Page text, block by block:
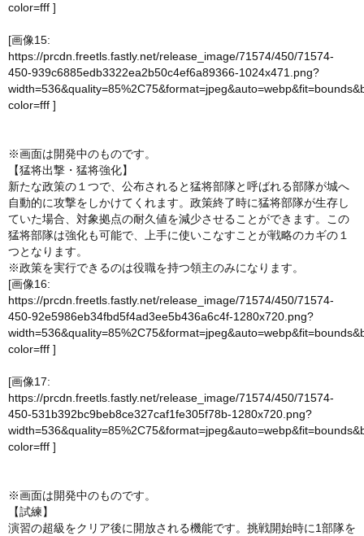
color=fff ]
[画像15:
https://prcdn.freetls.fastly.net/release_image/71574/450/71574-
450-939c6885edb3322ea2b50c4ef6a89366-1024x471.png?
color=fff ]
※画面は開発中のものです。
【猛将出撃・猛将強化】
新たな政策の１つで、公布されると猛将部隊と呼ばれる部隊が城へ
自動的に攻撃をしかけてくれます。政策終了時に猛将部隊が生存し
ていた場合、対象拠点の耐久値を減少させることができます。この
猛将部隊は強化も可能で、上手に使いこなすことが戦略のカギの１
つとなります。
※政策を実行できるのは役職を持つ領主のみになります。
[画像16:
https://prcdn.freetls.fastly.net/release_image/71574/450/71574-
450-92e5986eb34fbd5f4ad3ee5b436a6c4f-1280x720.png?
color=fff ]
[画像17:
https://prcdn.freetls.fastly.net/release_image/71574/450/71574-
450-531b392bc9beb8ce327caf1fe305f78b-1280x720.png?
color=fff ]
※画面は開発中のものです。
【試練】
演習の超級をクリア後に開放される機能です。挑戦開始時に1部隊を